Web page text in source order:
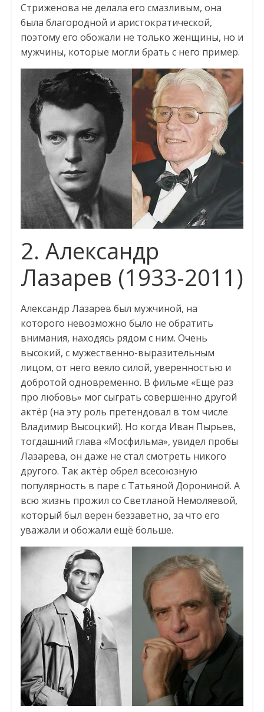
Стриженова не делала его смазливым, она
была благородной и аристократической,
поэтому его обожали не только женщины, но и
мужчины, которые могли брать с него пример.
2. Александр
Лазарев (1933-2011)
Александр Лазарев был мужчиной, на
которого невозможно было не обратить
внимания, находясь рядом с ним. Очень
высокий, с мужественно-выразительным
лицом, от него веяло силой, уверенностью и
добротой одновременно. В фильме «Ещё раз
про любовь» мог сыграть совершенно другой
актёр (на эту роль претендовал в том числе
Владимир Высоцкий). Но когда Иван Пырьев,
тогдашний глава «Мосфильма», увидел пробы
Лазарева, он даже не стал смотреть никого
другого. Так актёр обрел всесоюзную
популярность в паре с Татьяной Дорониной. А
всю жизнь прожил со Светланой Немоляевой,
который был верен беззаветно, за что его
уважали и обожали ещё больше.